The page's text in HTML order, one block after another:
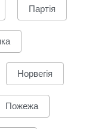
Партія
Норвегія
Пожежа